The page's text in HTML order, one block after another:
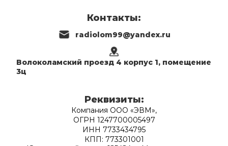
Контакты:
radiolom99@yandex.ru
Волоколамский проезд 4 корпус 1, помещение
3ц
Реквизиты:
Компания ООО «ЭВМ»,
ОГРН 1247700005497
ИНН 7733434795
КПП: 773301001